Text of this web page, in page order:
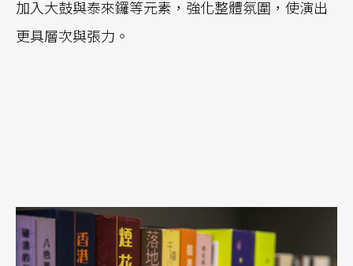
加入大鼓與泰來鑼等元素，強化整體氛圍，使演出
更具層次與張力。